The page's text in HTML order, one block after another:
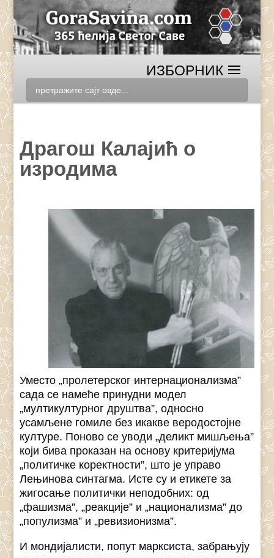
Драгош Калајић о
изродима
Уместо „пролетерског интернационализма”
сада се намеће принудни модел
„мултикултурног друштва”, односно
усамљене гомиле без икакве веродостојне
културе. Поново се уводи „деликт мишљења”
који бива проказан на основу критеријума
„политичке коректности”, што је управо
Лењинова синтагма. Исте су и етикете за
жигосање политички неподобних: од
„фашизма”, „реакције” и „национализма” до
„популизма” и „ревизионизма”.
И мондијалисти, попут марксиста, забрањују